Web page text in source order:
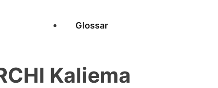
Glossar
Kaliema